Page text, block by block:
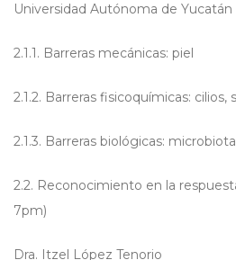
Universidad Autónoma de Yucatán
2.1.1. Barreras mecánicas: piel
2.1.2. Barreras fisicoquímicas: cilios,
2.1.3. Barreras biológicas: microbiota
2.2. Reconocimiento en la
7pm)
Dra. Itzel López Tenorio